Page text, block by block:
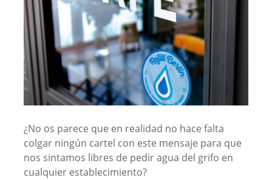
¿No os parece que en realidad no hace falta
colgar ningún cartel con este mensaje para que
nos sintamos libres de pedir agua del grifo en
cualquier establecimiento?